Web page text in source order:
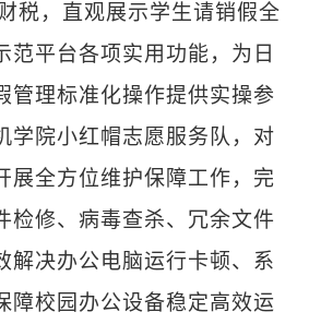
税，直观展示学生请销假全
范平台各项实用功能，为日
管理标准化操作提供实操参
学院小红帽志愿服务队，对
展全方位维护保障工作，完
检修、病毒查杀、冗余文件
解决办公电脑运行卡顿、系
障校园办公设备稳定高效运